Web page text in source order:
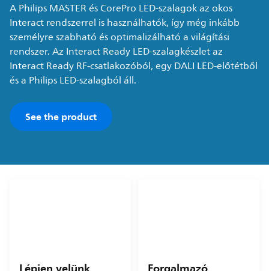
A Philips MASTER és CorePro LED-szalagok az okos
Interact rendszerrel is használhatók, így még inkább
személyre szabható és optimalizálható a világítási
rendszer. Az Interact Ready LED-szalagkészlet az
Interact Ready RF-csatlakozóból, egy DALI LED-előtétből
és a Philips LED-szalagból áll.
See the product